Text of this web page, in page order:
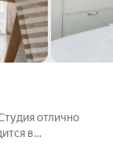
отлично
в